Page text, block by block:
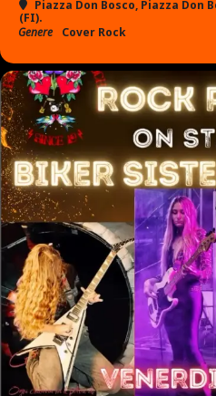
Piazza Don Bosco, Piazza Don
(FI).
Genere
Cover Rock